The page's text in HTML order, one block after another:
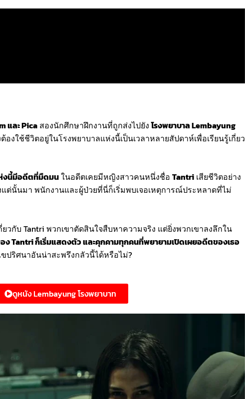
และ Pica สองนักศึกษาฝึกงานที่ถูกส่งไปยังโรงพยาบาล Lembayung
งใช้ชีวิตอยู่ในโรงพยาบาลแห่งนี้เป็นเวลาหลายสัปดาห์เพื่อเรียนรู้เกี่ยว
งนี้มีอดีตที่มืดมนในอดีตเคยมีหญิงสาวคนหนึ่งชื่อ Tantri เสียชีวิตอย่าง
ต่นั้นมา พนักงานและผู้ป่วยที่นี่ก็เริ่มพบเจอเหตุการณ์ประหลาดที่ไม่
ยวกับ Tantri พวกเขาตัดสินใจสืบหาความจริง แต่ยิ่งพวกเขาลงลึกใน
Tantri ก็เริ่มแสดงตัว และคุกคามทุกคนที่พยายามเปิดเผยอดีตของเธอ
ปริศนาอันน่าสะพรึงกลัวนี้ได้หรือไม่?
ดูหนัง Lembayung โรงพยาบาท